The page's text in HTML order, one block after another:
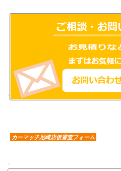
カーマッチ尼崎店仮審査フォーム